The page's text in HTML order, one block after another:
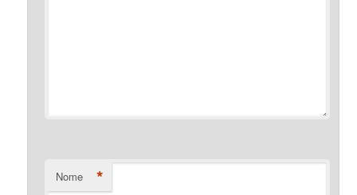
Nome *